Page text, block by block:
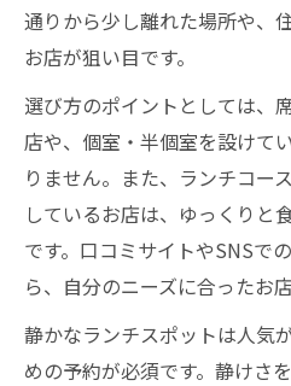
通りから少し離れた場所や、
お店が狙い目です。
選び方のポイントとしては、
店や、個室・半個室を設けて
りません。また、ランチコー
しているお店は、ゆっくりと
です。口コミサイトやSNSで
ら、自分のニーズに合ったお
静かなランチスポットは人気
めの予約が必須です。静けさ